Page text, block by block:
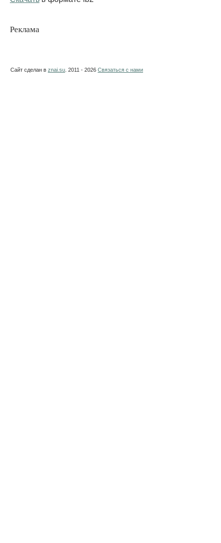
Реклама
Сайт сделан в znai.su . 2011 - 2026 Связаться с нами